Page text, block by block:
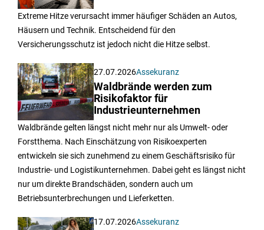
Extreme Hitze verursacht immer häufiger Schäden an Autos,
Häusern und Technik. Entscheidend für den
Versicherungsschutz ist jedoch nicht die Hitze selbst.
27.07.2026Assekuranz
Waldbrände werden zum
Risikofaktor für
Industrieunternehmen
Waldbrände gelten längst nicht mehr nur als Umwelt- oder
Forstthema. Nach Einschätzung von Risikoexperten
entwickeln sie sich zunehmend zu einem Geschäftsrisiko für
Industrie- und Logistikunternehmen. Dabei geht es längst nicht
nur um direkte Brandschäden, sondern auch um
Betriebsunterbrechungen und Lieferketten.
17.07.2026Assekuranz